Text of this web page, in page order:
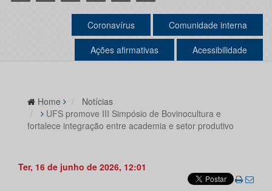
Coronavírus Comunidade interna
Ações afirmativas Acessibilidade
Home
Notícias
UFS promove III Simpósio de Bovinocultura e
fortalece integração entre academia e setor produtivo
Ter, 16 de junho de 2026, 12:01